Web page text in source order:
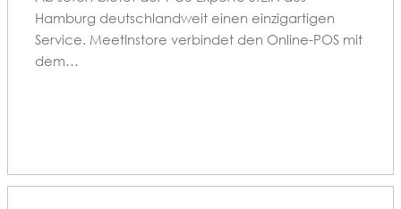
Hamburg deutschlandweit einen einzigartigen
Service. MeetInstore verbindet den Online-POS mit
dem…